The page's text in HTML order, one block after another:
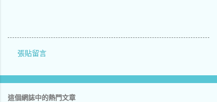
言
張貼留言
這個網誌中的熱門文章